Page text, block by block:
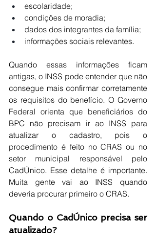
escolaridade;
condições de moradia;
dados dos integrantes da família;
informações sociais relevantes.
Quando essas informações ficam
antigas, o INSS pode entender que não
consegue mais confirmar corretamente
os requisitos do benefício. O Governo
Federal orienta que beneficiários do
BPC não precisam ir ao INSS para
atualizar o cadastro, pois o
procedimento é feito no CRAS ou no
setor municipal responsável pelo
CadÚnico. Esse detalhe é importante.
Muita gente vai ao INSS quando
deveria procurar primeiro o CRAS.
Quando o CadÚnico precisa ser
atualizado?